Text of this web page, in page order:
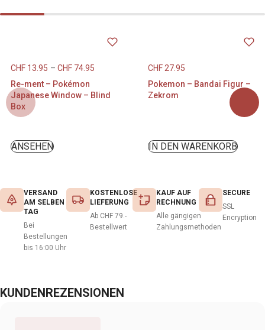
CHF 13.95 – CHF 74.95
Re-ment – Pokémon
Japanese Window – Blind
Box
ANSEHEN
CHF27.95
Pokemon – Bandai Figur –
Zekrom
IN DEN WARENKORB
VERSAND
AM SELBEN
TAG
Bei
Bestellungen
bis 16:00 Uhr
KOSTENLOSE
LIEFERUNG
Ab CHF 79.-
Bestellwert
KAUF AUF
RECHNUNG
Alle gängigen
Zahlungsmethoden
SECURE
SSL
Encryption
KUNDENREZENSIONEN